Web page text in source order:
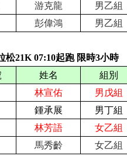
游克龍
男乙組
彭偉鴻 男乙組
松21K 07:10起跑 限時3小時
姓名
組別
林宣佑
男戊組
鍾承展
男丁組
林芳語
女乙組
馬秀齡 女乙組